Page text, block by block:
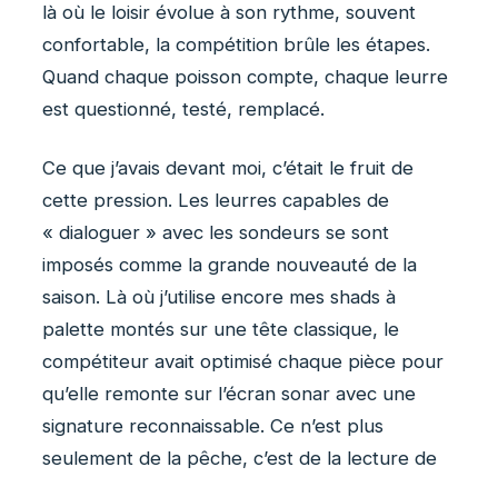
là où le loisir évolue à son rythme, souvent
confortable, la compétition brûle les étapes.
Quand chaque poisson compte, chaque leurre
est questionné, testé, remplacé.
Ce que j’avais devant moi, c’était le fruit de
cette pression. Les leurres capables de
« dialoguer » avec les sondeurs se sont
imposés comme la grande nouveauté de la
saison. Là où j’utilise encore mes shads à
palette montés sur une tête classique, le
compétiteur avait optimisé chaque pièce pour
qu’elle remonte sur l’écran sonar avec une
signature reconnaissable. Ce n’est plus
seulement de la pêche, c’est de la lecture de